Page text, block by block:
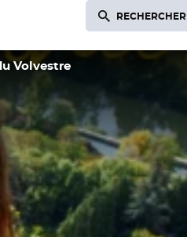
RECHERCHER
Volvestre